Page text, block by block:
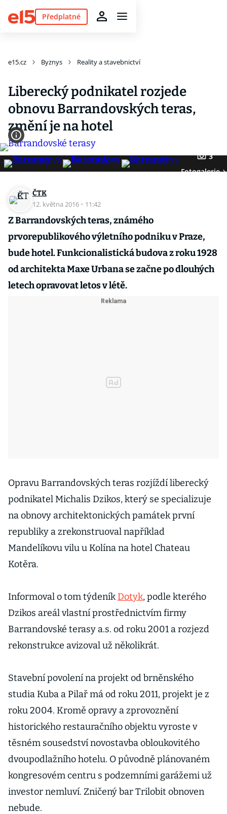
Předplatné
e15.cz Byznys Reality a stavebnictví
Liberecký podnikatel rozjede
obnovu Barrandovských teras,
změní je na hotel
3
Fotogalerie
ČTK
12. května 2016 · 11:42
Z Barrandovských teras, známého
prvorepublikového výletního podniku v Praze,
bude hotel. Funkcionalistická budova z roku 1928
od architekta Maxe Urbana se začne po dlouhých
letech opravovat letos v létě.
Opravu Barrandovských teras rozjíždí liberecký
podnikatel Michalis Dzikos, který se specializuje
na obnovy architektonických památek první
republiky a zrekonstruoval například
Mandelíkovu vilu u Kolína na hotel Chateau
Kotěra.
Informoval o tom týdeník Dotyk, podle kterého
Dzikos areál vlastní prostřednictvím firmy
Barrandovské terasy a.s. od roku 2001 a rozjezd
rekonstrukce avizoval už několikrát.
Stavební povolení na projekt od brněnského
studia Kuba a Pilař má od roku 2011, projekt je z
roku 2004. Kromě opravy a zprovoznění
historického restauračního objektu vyroste v
těsném sousedství novostavba obloukovitého
dvoupodlažního hotelu. O původně plánovaném
kongresovém centru s podzemními garážemi už
investor nemluví. Zničený bar Trilobit obnoven
nebude.